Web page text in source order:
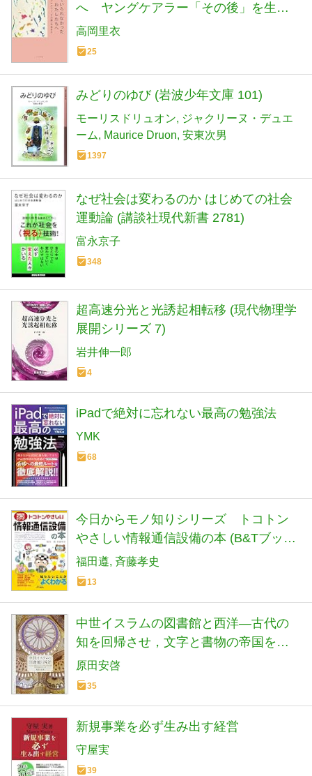
へ ヤングケアラー「その後」を生き
る
高岡里衣
25
みどりのゆび (岩波少年文庫 101)
モーリスドリュオン
ジャクリーヌ・デュエ
ーム
Maurice Druon 安東次男
1397
なぜ社会は変わるのか はじめての社会
運動論 (講談社現代新書 2781)
富永京子
348
超高速分光と光誘起相転移 (現代物理学
展開シリーズ 7)
岩井伸一郎
4
iPadで絶対に忘れない最高の勉強法
YMK
68
今日からモノ知りシリーズ トコトン
やさしい情報通信設備の本 (B&Tブック
ス)
福田遵 斉藤孝史
13
中世イスラムの図書館と西洋―古代の
知を回帰させ，文字と書物の帝国を築
き西洋を覚醒させた人々
原田安啓
35
新規事業を必ず生み出す経営
守屋実
39